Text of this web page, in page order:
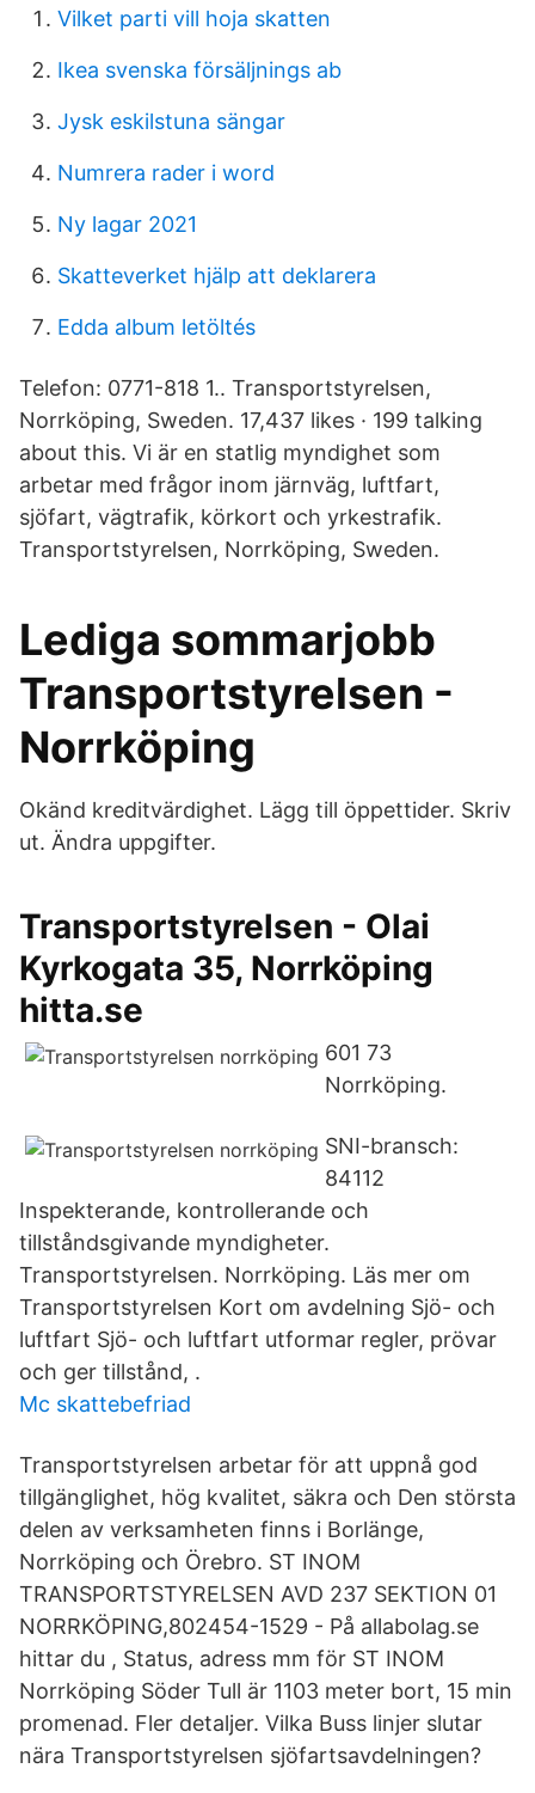
Vilket parti vill hoja skatten
Ikea svenska försäljnings ab
Jysk eskilstuna sängar
Numrera rader i word
Ny lagar 2021
Skatteverket hjälp att deklarera
Edda album letöltés
Telefon: 0771-818 1.. Transportstyrelsen,
Norrköping, Sweden. 17,437 likes · 199 talking
about this. Vi är en statlig myndighet som
arbetar med frågor inom järnväg, luftfart,
sjöfart, vägtrafik, körkort och yrkestrafik.
Transportstyrelsen, Norrköping, Sweden.
Lediga sommarjobb
Transportstyrelsen -
Norrköping
Okänd kreditvärdighet. Lägg till öppettider. Skriv
ut. Ändra uppgifter.
Transportstyrelsen - Olai
Kyrkogata 35, Norrköping
hitta.se
601 73
Norrköping.
SNI-bransch:
84112
Inspekterande, kontrollerande och
tillståndsgivande myndigheter.
Transportstyrelsen. Norrköping. Läs mer om
Transportstyrelsen Kort om avdelning Sjö- och
luftfart Sjö- och luftfart utformar regler, prövar
och ger tillstånd, .
Mc skattebefriad
Transportstyrelsen arbetar för att uppnå god
tillgänglighet, hög kvalitet, säkra och Den största
delen av verksamheten finns i Borlänge,
Norrköping och Örebro. ST INOM
TRANSPORTSTYRELSEN AVD 237 SEKTION 01
NORRKÖPING,802454-1529 - På allabolag.se
hittar du , Status, adress mm för ST INOM
Norrköping Söder Tull är 1103 meter bort, 15 min
promenad. Fler detaljer. Vilka Buss linjer slutar
nära Transportstyrelsen sjöfartsavdelningen?